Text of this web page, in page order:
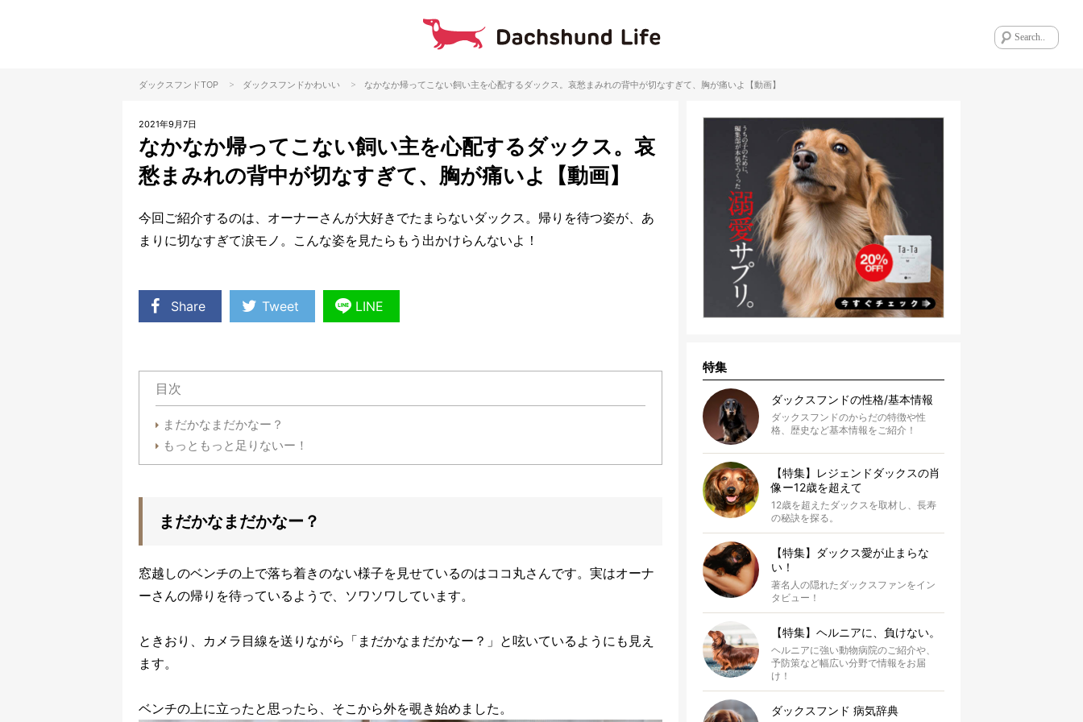
ダックスフンドTOP > ダックスフンドかわいい > なかなか帰ってこない飼い主を心配するダックス。哀愁まみれの背中が切なすぎて、胸が痛いよ【動画】
2021年9月7日
なかなか帰ってこない飼い主を心配するダックス。哀
愁まみれの背中が切なすぎて、胸が痛いよ【動画】
今回ご紹介するのは、オーナーさんが大好きでたまらないダックス。帰りを待つ姿が、あ
まりに切なすぎて涙モノ。こんな姿を見たらもう出かけらんないよ！
Share Tweet LINE
目次
まだかなまだかなー？
もっともっと足りないー！
まだかなまだかなー？
窓越しのベンチの上で落ち着きのない様子を見せているのはココ丸さんです。実はオーナ
ーさんの帰りを待っているようで、ソワソワしています。
ときおり、カメラ目線を送りながら「まだかなまだかなー？」と呟いているようにも見え
ます。
ベンチの上に立ったと思ったら、そこから外を覗き始めました。
特集
ダックスフンドの性格/基本情報
ダックスフンドのからだの特徴や性
格、歴史など基本情報をご紹介！
【特集】レジェンドダックスの肖
像ー12歳を超えて
12歳を超えたダックスを取材し、長寿
の秘訣を探る。
【特集】ダックス愛が止まらな
い！
著名人の隠れたダックスファンをイン
タビュー！
【特集】ヘルニアに、負けない。
ヘルニアに強い動物病院のご紹介や、
予防策など幅広い分野で情報をお届
け！
ダックスフンド 病気辞典